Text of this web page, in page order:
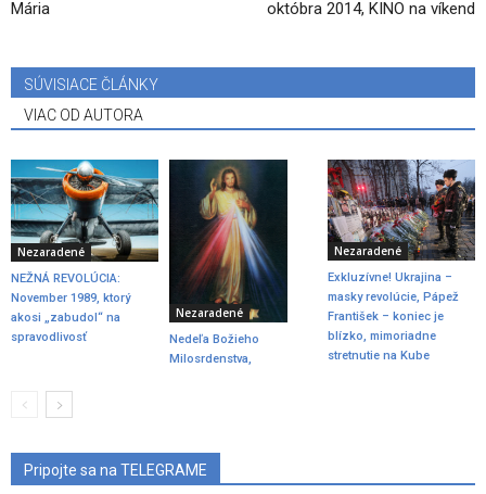
Mária
októbra 2014, KINO na víkend
SÚVISIACE ČLÁNKY
VIAC OD AUTORA
Nezaradené
NEŽNÁ REVOLÚCIA:
November 1989, ktorý
akosi „zabudol“ na
spravodlivosť
Nezaradené
Nedeľa Božieho
Milosrdenstva,
Nezaradené
Exkluzívne! Ukrajina –
masky revolúcie, Pápež
František – koniec je
blízko, mimoriadne
stretnutie na Kube
Pripojte sa na TELEGRAME